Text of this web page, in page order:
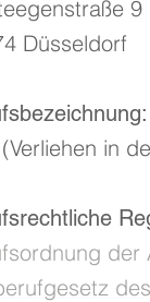
9
Düsseldorf
in
der